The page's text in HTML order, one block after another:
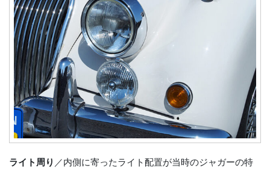
ライト周り ／内側に寄ったライト配置が当時のジャガーの特